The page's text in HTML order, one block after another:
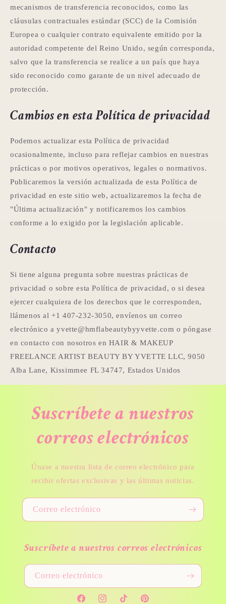
mecanismos de transferencia reconocidos, como las
cláusulas contractuales estándar (SCC) de la Comisión
Europea o cualquier contrato equivalente emitido por la
autoridad competente del Reino Unido, según corresponda,
salvo que la transferencia se realice a un país que haya
sido reconocido como garante de un nivel adecuado de
protección.
Cambios en esta Política de privacidad
Podemos actualizar esta Política de privacidad
ocasionalmente, incluso para reflejar cambios en nuestras
prácticas o por motivos operativos, legales o normativos.
Publicaremos la versión actualizada de esta Política de
privacidad en este sitio web, actualizaremos la fecha de
"Última actualización" y notificaremos los cambios
conforme a lo exigido por la legislación aplicable.
Contacto
Si tiene alguna pregunta sobre nuestras prácticas de
privacidad o sobre esta Política de privacidad, o si desea
ejercer cualquiera de los derechos que le corresponden,
llámenos al +1 407-232-3050, envíenos un correo
electrónico a yvette@hmflabeautybyyvette.com o póngase
en contacto con nosotros en HAIR & MAKEUP
FREELANCE ARTIST BEAUTY BY YVETTE LLC, 9050
Alba Lane, Kissimmee FL 34747, Estados Unidos
Suscríbete a nuestros
correos electrónicos
Únase a nuestra lista de correo electrónico para
recibir ofertas exclusivas y las últimas noticias.
Correo electrónico
Suscríbete a nuestros correos electrónicos
Correo electrónico